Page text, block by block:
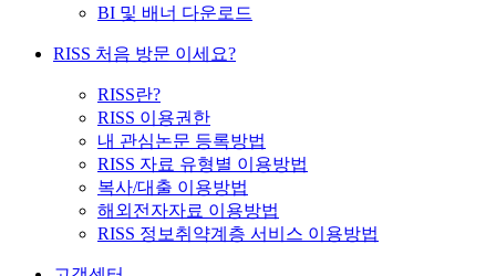
BI 및 배너 다운로드
RISS 처음 방문 이세요?
RISS란?
RISS 이용권한
내 관심논문 등록방법
RISS 자료 유형별 이용방법
복사/대출 이용방법
해외전자자료 이용방법
RISS 정보취약계층 서비스 이용방법